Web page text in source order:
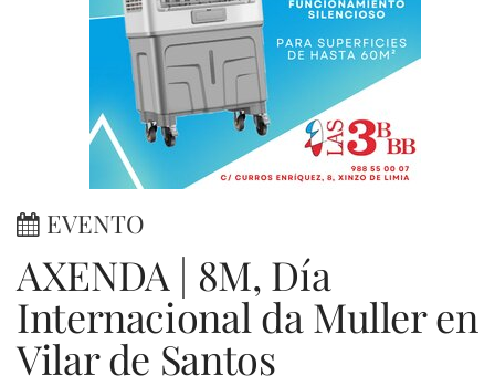
EVENTO
AXENDA | 8M, Día
Internacional da Muller en
Vilar de Santos